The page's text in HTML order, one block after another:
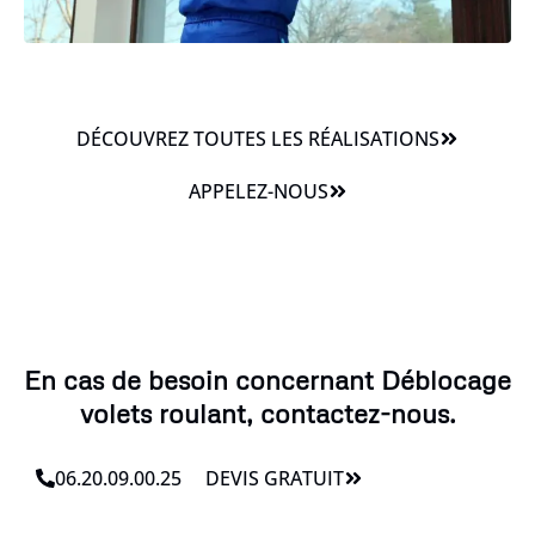
DÉCOUVREZ TOUTES LES RÉALISATIONS
APPELEZ-NOUS
En cas de besoin concernant Déblocage
volets roulant, contactez-nous.
06.20.09.00.25 DEVIS GRATUIT